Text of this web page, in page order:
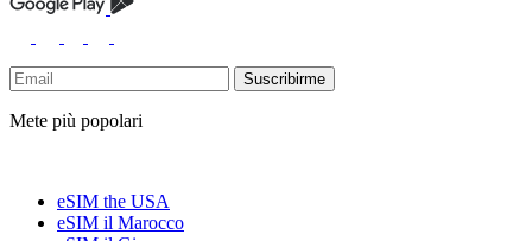
Suscribirme
Mete più popolari
eSIM the USA
eSIM il Marocco